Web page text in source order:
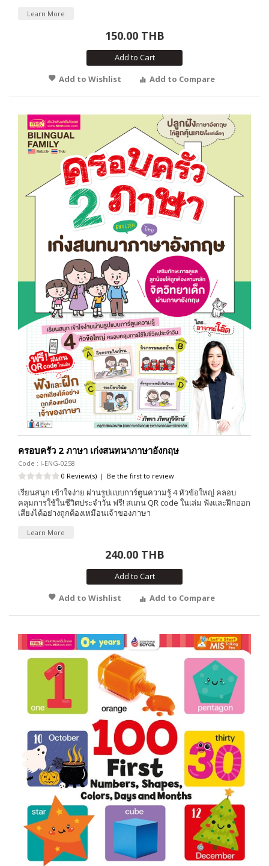
Learn More
150.00 THB
Add to Cart
Add to Wishlist
Add to Compare
ครอบครัว 2 ภาษา เก่งสนทนาภาษาอังกฤษ
Code : I-ENG-0258
0 Review(s) | Be the first to review
เรียนสนุก เข้าใจง่าย ผ่านรูปแบบการ์ตูนความรู้ 4 หัวข้อใหญ่ คลอบ
คลุมการใช้ในชีวิตประจำวัน ฟรี! สแกน QR code ในเล่ม ฟังและฝึกออก
เสียงได้อย่างถูกต้องเหมือนเจ้าของภาษา
Learn More
240.00 THB
Add to Cart
Add to Wishlist
Add to Compare